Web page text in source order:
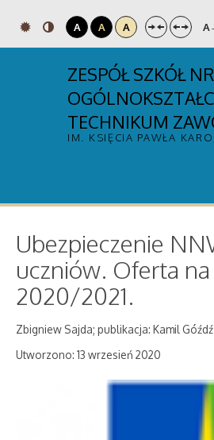
A A A A-
ZESPÓŁ SZKÓŁ
TECHNIKUM
IM. KSIĘCIA PAWŁA
Ubezpieczenie
uczniów. Oferta na
2020/2021.
Zbigniew Sajda; publikacja: Kamil Góźdź
Utworzono: 13 wrzesień 2020